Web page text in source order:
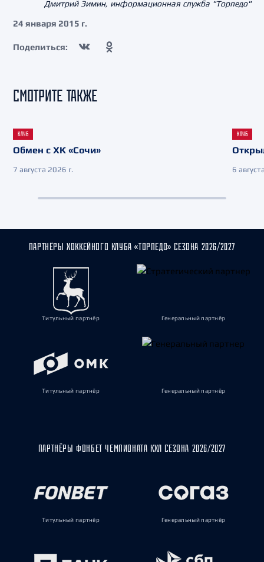
Дмитрий Зимин, информационная служба "Торпедо"
24 января 2015 г.
Поделиться:
СМОТРИТЕ ТАКЖЕ
КЛУБ
Обмен с ХК «Сочи»
7 августа 2026 г.
КЛУБ
6
ПАРТНЁРЫ ХОККЕЙНОГО КЛУБА «ТОРПЕДО» СЕЗОНА 2026/2027
Титульный партнёр Генеральный партнёр
Титульный партнёр Генеральный партнёр
ПАРТНЁРЫ ФОНБЕТ ЧЕМПИОНАТА КХЛ СЕЗОНА 2026/2027
Титульный партнёр Генеральный партнёр